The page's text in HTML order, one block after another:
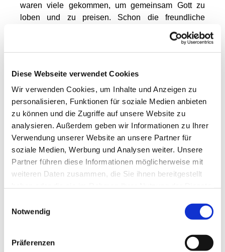
Diese Webseite verwendet Cookies
Wir verwenden Cookies, um Inhalte und Anzeigen zu
personalisieren, Funktionen für soziale Medien anbieten
zu können und die Zugriffe auf unsere Website zu
analysieren. Außerdem geben wir Informationen zu Ihrer
Verwendung unserer Website an unsere Partner für
soziale Medien, Werbung und Analysen weiter. Unsere
Partner führen diese Informationen möglicherweise mit
weiteren Daten zusammen, die Sie ihnen bereitgestellt
Notwendig
Präferenzen
waren viele gekommen, um gemeinsam Gott zu
loben und zu preisen. Schon die freundliche
Begrüßung von Thomas Ulbrich und einigen
Mitgliedern der Landeskirchlichen Gemeinschaft
stimmte einen fröhlich. Umrahmt wurde der
Tänzerinnen "Just Praise" der ICF Micro Church,
die mit ihrem Tanz die Freude entzündeten. Um die
weitere musikalische Begleitung kümmerten sich
die Bläser der LKG und eine Projektband um Pastor
Daniel Müller. Die Kinder durften ihren eigenen
Gottesdienst erleben, der von den Bufdis der Royal
Rangers gestaltet wurde. Die Predigt hielt Pastor
Ludwig Hecker von der Luther-
Auferstehungsgemeinde. Die Gebetszeit leitete die
katholische Gemeinde, sogar mit Weihrauch. Conny
und ihr Team von Mitarbeitern sorgte für einen
Jeder konnte etwas